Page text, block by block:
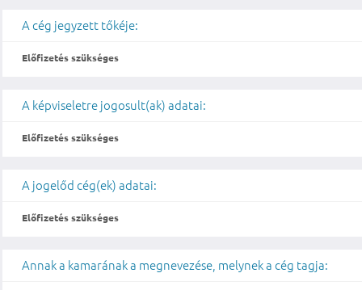
A cég jegyzett tőkéje:
Előfizetés szükséges
A képviseletre jogosult(ak) adatai:
Előfizetés szükséges
A jogelőd cég(ek) adatai:
Előfizetés szükséges
Annak a kamarának a megnevezése, melynek a cég tagja: